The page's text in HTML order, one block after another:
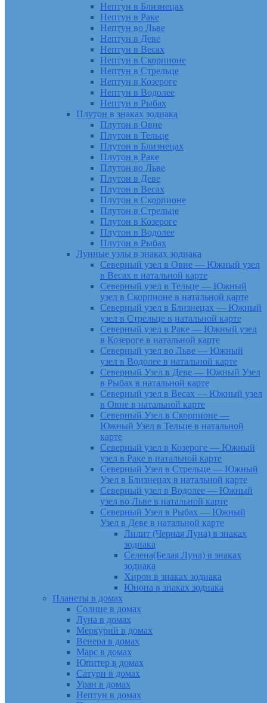
Нептун в Близнецах
Нептун в Раке
Нептун во Льве
Нептун в Деве
Нептун в Весах
Нептун в Скорпионе
Нептун в Стрельце
Нептун в Козероге
Нептун в Водолее
Нептун в Рыбах
Плутон в знаках зодиака
Плутон в Овне
Плутон в Тельце
Плутон в Близнецах
Плутон в Раке
Плутон во Льве
Плутон в Деве
Плутон в Весах
Плутон в Скорпионе
Плутон в Стрельце
Плутон в Козероге
Плутон в Водолее
Плутон в Рыбах
Лунные узлы в знаках зодиака
Северный узел в Овне — Южный узел
в Весах в натальной карте
Северный узел в Тельце — Южный
узел в Скорпионе в натальной карте
Северный узел в Близнецах — Южный
узел в Стрельце в натальной карте
Северный узел в Раке — Южный узел
в Козероге в натальной карте
Северный узел во Льве — Южный
узел в Водолее в натальной карте
Северный Узел в Деве — Южный Узел
в Рыбах в натальной карте
Северный узел в Весах — Южный узел
в Овне в натальной карте
Северный Узел в Скорпионе —
Южный Узел в Тельце в натальной
карте
Северный узел в Козероге — Южный
узел в Раке в натальной карте
Северный Узел в Стрельце — Южный
Узел в Близнецах в натальной карте
Северный узел в Водолее — Южный
узел во Льве в натальной карте
Северный Узел в Рыбах — Южный
Узел в Деве в натальной карте
Лилит (Черная Луна) в знаках
зодиака
Селена(Белая Луна) в знаках
зодиака
Хирон в знаках зодиака
Юнона в знаках зодиака
Планеты в домах
Солнце в домах
Луна в домах
Меркурий в домах
Венера в домах
Марс в домах
Юпитер в домах
Сатурн в домах
Уран в домах
Нептун в домах